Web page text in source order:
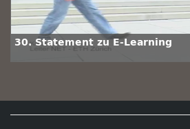
30. Statement zu E-Learning